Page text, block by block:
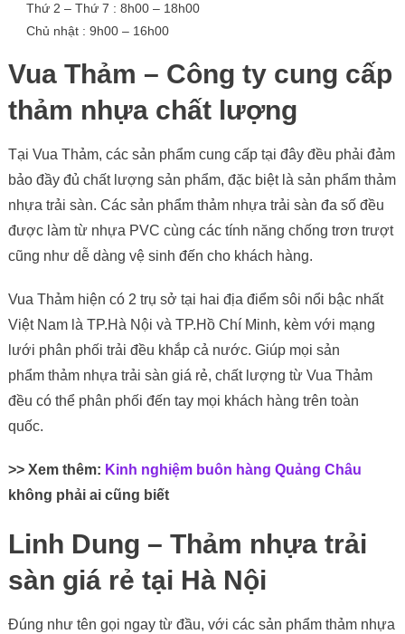
Thứ 2 – Thứ 7 : 8h00 – 18h00
Chủ nhật : 9h00 – 16h00
Vua Thảm – Công ty cung cấp
thảm nhựa chất lượng
Tại Vua Thảm, các sản phẩm cung cấp tại đây đều phải đảm
bảo đầy đủ chất lượng sản phẩm, đặc biệt là sản phẩm thảm
nhựa trải sàn. Các sản phẩm thảm nhựa trải sàn đa số đều
được làm từ nhựa PVC cùng các tính năng chống trơn trượt
cũng như dễ dàng vệ sinh đến cho khách hàng.
Vua Thảm hiện có 2 trụ sở tại hai địa điểm sôi nổi bậc nhất
Việt Nam là TP.Hà Nội và TP.Hồ Chí Minh, kèm với mạng
lưới phân phối trải đều khắp cả nước. Giúp mọi sản
phẩm thảm nhựa trải sàn giá rẻ, chất lượng từ Vua Thảm
đều có thể phân phối đến tay mọi khách hàng trên toàn
quốc.
>> Xem thêm: Kinh nghiệm buôn hàng Quảng Châu
không phải ai cũng biết
Linh Dung – Thảm nhựa trải
sàn giá rẻ tại Hà Nội
Đúng như tên gọi ngay từ đầu, với các sản phẩm thảm nhựa